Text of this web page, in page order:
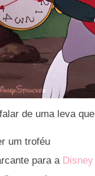
de uma leva
um troféu
para a Disney